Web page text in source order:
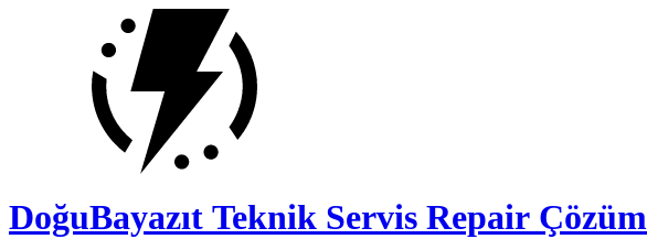
DoğuBayazıt Teknik Servis Repair